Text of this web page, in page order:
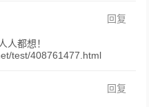
回复
人都想！
test/408761477.html
回复